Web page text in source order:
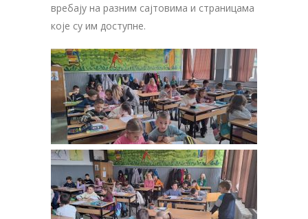
вребају на разним сајтовима и страницама
које су им доступне.